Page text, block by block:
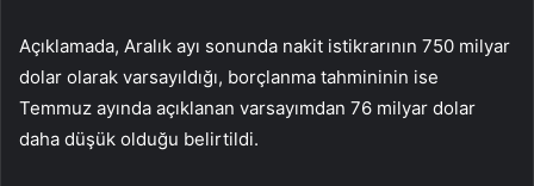
Açıklamada, Aralık ayı sonunda nakit istikrarının 750 milyar
dolar olarak varsayıldığı, borçlanma tahmininin ise
Temmuz ayında açıklanan varsayımdan 76 milyar dolar
daha düşük olduğu belirtildi.